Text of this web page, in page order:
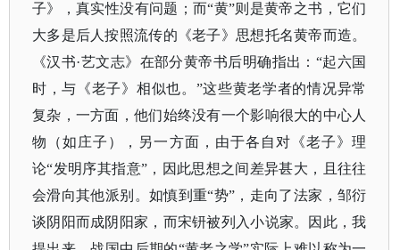
子》，真实性没有问题；而“黄”则是黄帝之书，它们
大多是后人按照流传的《老子》思想托名黄帝而造。
《汉书·艺文志》在部分黄帝书后明确指出：“起六国
时，与《老子》相似也。”这些黄老学者的情况异常
复杂，一方面，他们始终没有一个影响很大的中心人
物（如庄子），另一方面，由于各自对《老子》理
论“发明序其指意”，因此思想之间差异甚大，且往往
会滑向其他派别。如慎到重“势”，走向了法家，邹衍
谈阴阳而成阴阳家，而宋钘被列入小说家。因此，我